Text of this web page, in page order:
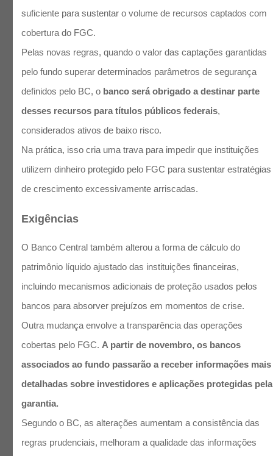
suficiente para sustentar o volume de recursos captados com
cobertura do FGC.
Pelas novas regras, quando o valor das captações garantidas
pelo fundo superar determinados parâmetros de segurança
definidos pelo BC, o banco será obrigado a destinar parte
desses recursos para títulos públicos federais,
considerados ativos de baixo risco.
Na prática, isso cria uma trava para impedir que instituições
utilizem dinheiro protegido pelo FGC para sustentar estratégias
de crescimento excessivamente arriscadas.
Exigências
O Banco Central também alterou a forma de cálculo do
patrimônio líquido ajustado das instituições financeiras,
incluindo mecanismos adicionais de proteção usados pelos
bancos para absorver prejuízos em momentos de crise.
Outra mudança envolve a transparência das operações
cobertas pelo FGC. A partir de novembro, os bancos
associados ao fundo passarão a receber informações mais
detalhadas sobre investidores e aplicações protegidas pela
garantia.
Segundo o BC, as alterações aumentam a consistência das
regras prudenciais, melhoram a qualidade das informações